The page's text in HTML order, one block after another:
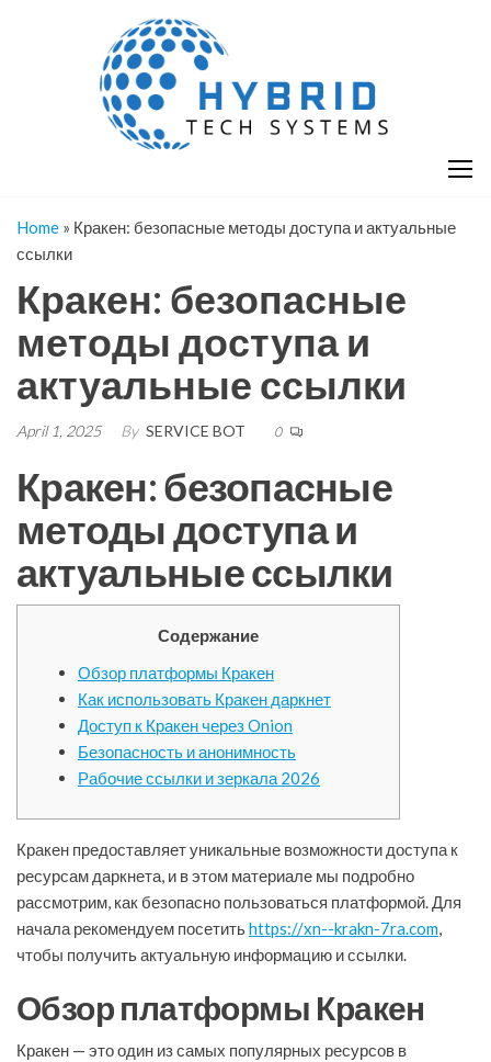
Home » Кракен: безопасные методы доступа и актуальные
ссылки
Кракен: безопасные
методы доступа и
актуальные ссылки
April 1, 2025 By SERVICE BOT 0
Кракен: безопасные
методы доступа и
актуальные ссылки
Содержание
Обзор платформы Кракен
Как использовать Кракен даркнет
Доступ к Кракен через Onion
Безопасность и анонимность
Рабочие ссылки и зеркала 2026
Кракен предоставляет уникальные возможности доступа к
ресурсам даркнета, и в этом материале мы подробно
рассмотрим, как безопасно пользоваться платформой. Для
начала рекомендуем посетитьhttps://xn--krakn-7ra.com,
чтобы получить актуальную информацию и ссылки.
Обзор платформы Кракен
Кракен — это один из самых популярных ресурсов в